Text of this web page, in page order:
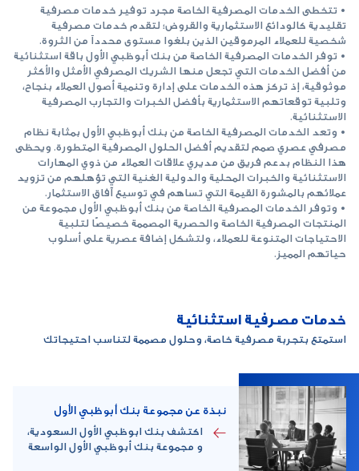
• تتخطى الخدمات المصرفية الخاصة مجرد توفير خدمات مصرفية
تقليدية كالودائع الاستثمارية والقروض؛ لتقدم خدمات مصرفية
شخصية للعملاء المرموقين الذين بلغوا مستوى محدداً من الثروة.
• توفر الخدمات المصرفية الخاصة من بنك أبوظبي الأول باقة استثنائية
من أفضل الخدمات التي تجعل منها الشريك المصرفي الأمثل والأكثر
موثوقية، إذ تركز هذه الخدمات على إدارة وتنمية أصول العملاء بنجاح،
وتلبية توقعاتهم الاستثمارية بأفضل الخبرات والتجارب المصرفية
الاستثنائية.
• وتعد الخدمات المصرفية الخاصة من بنك أبوظبي الأول بمثابة نظام
مصرفي عصري صمم لتقديم أفضل الحلول المصرفية المتطورة. ويحظى
هذا النظام بدعم فريق من مديري علاقات العملاء من ذوي المهارات
الاستثنائية والخبرات المحلية والدولية الغنية التي تؤهلهم من تزويد
عملائهم بالمشورة القيمة التي تساهم في توسيع آفاق الاستثمار.
• وتوفر الخدمات المصرفية الخاصة من بنك أبوظبي الأول مجموعة من
المنتجات المصرفية الخاصة والحصرية المصممة خصيصًا لتلبية
الاحتياجات المتنوعة للعملاء، ولتشكل إضافة عصرية على أسلوب
حياتهم المميز.
خدمات مصرفية استثنائية
استمتع بتجربة مصرفية خاصة، وحلول مصممة لتناسب احتيجاتك
نبذة عن مجموعة بنك أبوظبي الأول
اكتشف بنك ابوظبي الأول السعودية،
و مجموعة بنك أبوظبي الأول الواسعة